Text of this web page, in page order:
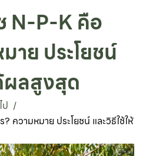
N-P-K คือ
าย ประโยชน์
ผลสูงสุด
ป /
ความหมาย ประโยชน์ และวิธีใช้ให้